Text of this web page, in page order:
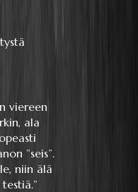
viereen
ala
”seis”.
niin älä